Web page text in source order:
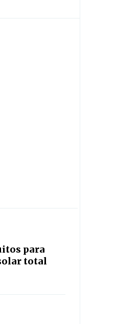
para
total